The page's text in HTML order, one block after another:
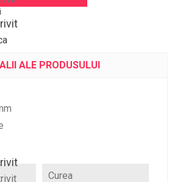
ALE PRODUSULUI
Curea